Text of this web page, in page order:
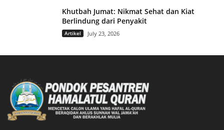
Khutbah Jumat: Nikmat Sehat dan Kiat
Berlindung dari Penyakit
Artikel July 23, 2026